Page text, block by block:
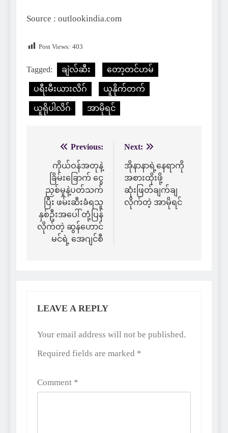
Source : outlookindia.com
Post Views: 403
Tagged: ချဲလ်ဆီး တော့တင်ဟမ်
ပရီးမီးယားလိဂ် ယူနိုက်တက်
ယူရိုပါလိဂ် အာမိုရင်
navigation
Previous:
ကိုယ်ဝန်အတုနဲ့
ခြိမ်းခြောက် ငွေ
ညှစ်မှုနဲ့ပတ်သက်
ပြီး ဖမ်းဆီးခံရသူ
နှစ်ဦးအပေါ် တုံ့ပြန်
လိုက်တဲ့ ဆွန်ဟောင်
မင်ရဲ့ အေဂျင်စီ
Next:
အိုနာနာရဲ့နေရာကို
အစားထိုးဖို့
ဆုံးဖြတ်ချက်ချ
လိုက်တဲ့ အာမိုရင်
LEAVE A REPLY
Your email address will not be published.
Required fields are marked *
Comment *
Alternative: